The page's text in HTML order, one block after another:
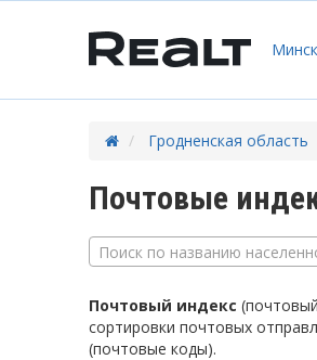
Минск
Гродненская область
Почтовые
Поиск по названию
Почтовый индекс
сортировки почтовых
(почтовые коды).